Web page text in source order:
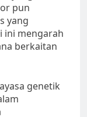
pun
yang
ini mengarah
berkaitan
genetik